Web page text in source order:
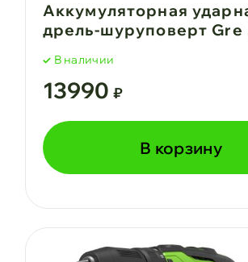
Аккумуляторная
дрель-шуруповерт Gre
В наличии
13990 ₽
В корзину